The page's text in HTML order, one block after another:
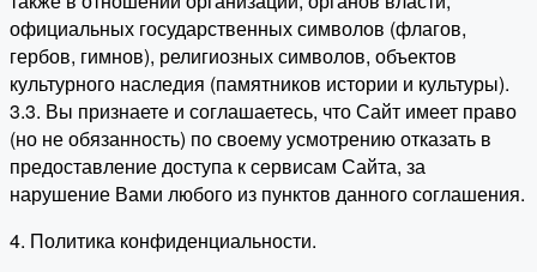
официальных государственных символов (флагов,
гербов, гимнов), религиозных символов, объектов
культурного наследия (памятников истории и культуры).
3.3. Вы признаете и соглашаетесь, что Сайт имеет право
(но не обязанность) по своему усмотрению отказать в
предоставление доступа к сервисам Сайта, за
нарушение Вами любого из пунктов данного соглашения.
4. Политика конфиденциальности.